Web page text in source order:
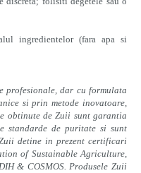
ingredientelor (fara apa si
profesionale, dar cu formulata
si prin metode inovatoare,
obtinute de Zuii sunt garantia
standarde de puritate si sunt
detine in prezent certificari
of Sustainable Agriculture,
& COSMOS. Produsele Zuii